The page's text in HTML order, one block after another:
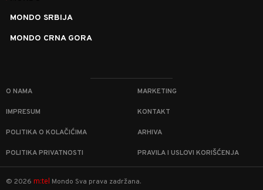
MONDO SRBIJA
MONDO CRNA GORA
O NAMA MARKETING
IMPRESUM KONTAKT
POLITIKA O KOLAČIĆIMA ARHIVA
POLITIKA PRIVATNOSTI PRAVILA I USLOVI KORIŠĆENJA
© 2026 m:tel Mondo Sva prava zadržana.